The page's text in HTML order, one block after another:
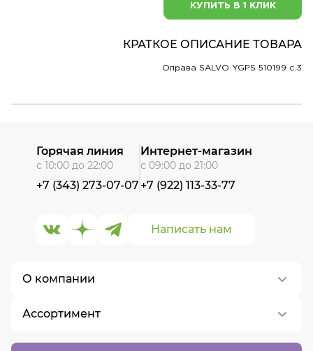
КУПИТЬ В 1 КЛИК
КРАТКОЕ ОПИСАНИЕ ТОВАРА
Оправа SALVO YGPS 510199 c.3
О компании
О нас
Контакты
Ассортимент
Написать нам
Горячая линия
с 10:00 до 22:00
+7 (343) 273-07-07
Интернет-магазин
с 09:00 до 21:00
+7 (922) 113-33-77